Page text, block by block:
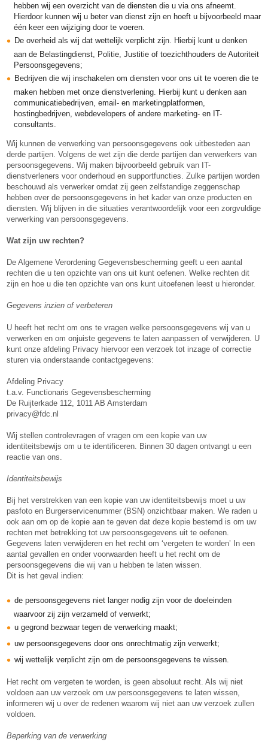
hebben wij een overzicht van de diensten die u via ons afneemt.
Hierdoor kunnen wij u beter van dienst zijn en hoeft u bijvoorbeeld maar
één keer een wijziging door te voeren.
De overheid als wij dat wettelijk verplicht zijn. Hierbij kunt u denken
aan de Belastingdienst, Politie, Justitie of toezichthouders de Autoriteit
Persoonsgegevens;
Bedrijven die wij inschakelen om diensten voor ons uit te voeren die te
maken hebben met onze dienstverlening. Hierbij kunt u denken aan
communicatiebedrijven, email- en marketingplatformen,
hostingbedrijven, webdevelopers of andere marketing- en IT-
consultants.
Wij kunnen de verwerking van persoonsgegevens ook uitbesteden aan
derde partijen. Volgens de wet zijn die derde partijen dan verwerkers van
persoonsgegevens. Wij maken bijvoorbeeld gebruik van IT-
dienstverleners voor onderhoud en supportfuncties. Zulke partijen worden
beschouwd als verwerker omdat zij geen zelfstandige zeggenschap
hebben over de persoonsgegevens in het kader van onze producten en
diensten. Wij blijven in die situaties verantwoordelijk voor een zorgvuldige
verwerking van persoonsgegevens.
Wat zijn uw rechten?
De Algemene Verordening Gegevensbescherming geeft u een aantal
rechten die u ten opzichte van ons uit kunt oefenen. Welke rechten dit
zijn en hoe u die ten opzichte van ons kunt uitoefenen leest u hieronder.
Gegevens inzien of verbeteren
U heeft het recht om ons te vragen welke persoonsgegevens wij van u
verwerken en om onjuiste gegevens te laten aanpassen of verwijderen. U
kunt onze afdeling Privacy hiervoor een verzoek tot inzage of correctie
sturen via onderstaande contactgegevens:
Afdeling Privacy
t.a.v. Functionaris Gegevensbescherming
De Ruijterkade 112, 1011 AB Amsterdam
privacy@fdc.nl
Wij stellen controlevragen of vragen om een kopie van uw
identiteitsbewijs om u te identificeren. Binnen 30 dagen ontvangt u een
reactie van ons.
Identiteitsbewijs
Bij het verstrekken van een kopie van uw identiteitsbewijs moet u uw
pasfoto en Burgerservicenummer (BSN) onzichtbaar maken. We raden u
ook aan om op de kopie aan te geven dat deze kopie bestemd is om uw
rechten met betrekking tot uw persoonsgegevens uit te oefenen.
Gegevens laten verwijderen en het recht om ‘vergeten te worden’ In een
aantal gevallen en onder voorwaarden heeft u het recht om de
persoonsgegevens die wij van u hebben te laten wissen.
Dit is het geval indien:
de persoonsgegevens niet langer nodig zijn voor de doeleinden
waarvoor zij zijn verzameld of verwerkt;
u gegrond bezwaar tegen de verwerking maakt;
uw persoonsgegevens door ons onrechtmatig zijn verwerkt;
wij wettelijk verplicht zijn om de persoonsgegevens te wissen.
Het recht om vergeten te worden, is geen absoluut recht. Als wij niet
voldoen aan uw verzoek om uw persoonsgegevens te laten wissen,
informeren wij u over de redenen waarom wij niet aan uw verzoek zullen
voldoen.
Beperking van de verwerking